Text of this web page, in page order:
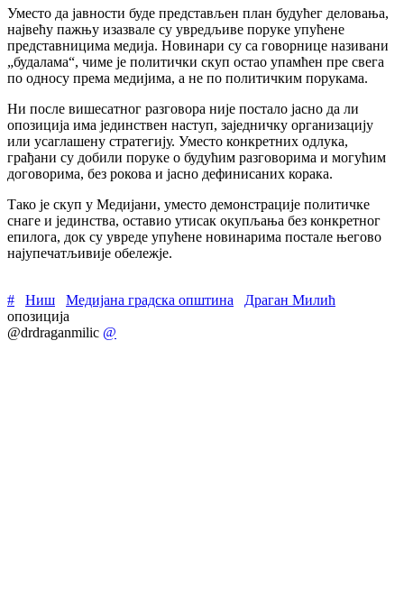
Уместо да јавности буде представљен план будућег деловања,
највећу пажњу изазвале су увредљиве поруке упућене
представницима медија. Новинари су са говорнице називани
„будалама“, чиме је политички скуп остао упамћен пре свега
по односу према медијима, а не по политичким порукама.
Ни после вишесатног разговора није постало јасно да ли
опозиција има јединствен наступ, заједничку организацију
или усаглашену стратегију. Уместо конкретних одлука,
грађани су добили поруке о будућим разговорима и могућим
договорима, без рокова и јасно дефинисаних корака.
Тако је скуп у Медијани, уместо демонстрације политичке
снаге и јединства, оставио утисак окупљања без конкретног
епилога, док су увреде упућене новинарима постале његово
најупечатљивије обележје.
# Ниш Медијана градска општина
Драган Милић
опозиција
@drdraganmilic @